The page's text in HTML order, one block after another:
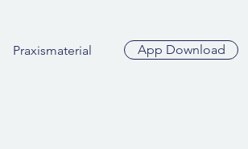
Praxismaterial App Download